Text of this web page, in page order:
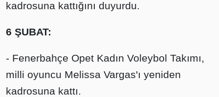
kadrosuna kattığını duyurdu.
6 ŞUBAT:
- Fenerbahçe Opet Kadın Voleybol Takımı,
milli oyuncu Melissa Vargas'ı yeniden
kadrosuna kattı.